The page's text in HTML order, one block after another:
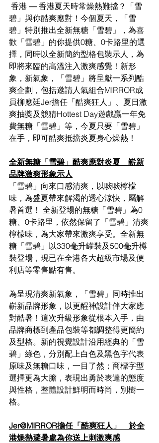
香港 — 香港夏天時常燥熱難擋？「雪
碧」與你酷爽應對！今個夏天，「雪
碧」特別推出全新無糖「雪碧」，為喜
歡「雪碧」的你提供0糖、0卡路里的選
擇，同時以全新簡約型格包裝示人，為
即將來臨的高溫注入激爽感覺！新形
象，新氣象，「雪碧」將呈獻一系列酷
爽企劃，包括邀請人氣組合MIRROR成
員柳應廷Jer擔任「酷爽狂人」、夏日激
爽抽獎及競猜Hottest Day​遊戲贏一年免
費無糖「雪碧」等，今夏只要「雪碧」
在手，即可酷爽抵擋炎夏身心燥熱！
全新無糖「雪碧」酷爽應對炎夏　嶄新
品牌激爽形象示人
「雪碧」向來口感清爽，以啖啖檸檬
味，為盛夏帶來解渴的透心涼快，屬解
暑首選！ 全新登場的無糖「雪碧」為0
糖、0卡路里，依然保留了「雪碧」清爽
檸檬味，為大家帶來激爽享受。全新無
糖「雪碧」以330毫升罐裝及500毫升樽
裝登場，現已在全港各大超級市場及便
利店等零售點有售。
為呈現清爽新氣象，「雪碧」同時推出
嶄新品牌形象，以更醒神設計伴大家應
對酷暑！這次升級形象從根本入手，由
品牌商標到產品包裝等都調整得更簡約
及型格。新的視覺設計沿用經典的「雪
碧」綠色，分別配上白色及黑色字代表
原味及無糖口味，一目了然；商標字型
選擇更為大膽，表現出勇於表達的態度
與性格，整體設計鮮明而時尚，別樹一
格。
Jer@MIRROR擔任「酷爽狂人」　於全
港燥熱避暑處為你送上刺激爽感